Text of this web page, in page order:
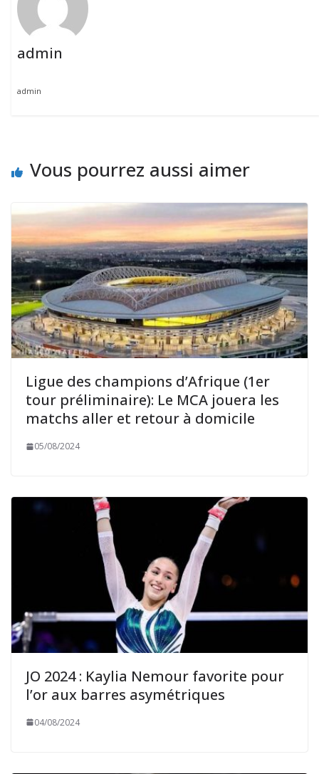
admin
admin
Vous pourrez aussi aimer
Ligue des champions d’Afrique (1er
tour préliminaire): Le MCA jouera les
matchs aller et retour à domicile
05/08/2024
JO 2024 : Kaylia Nemour favorite pour
l’or aux barres asymétriques
04/08/2024